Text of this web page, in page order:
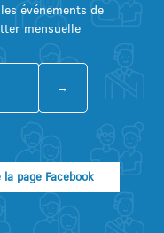
événements de
mensuelle
la page Facebook